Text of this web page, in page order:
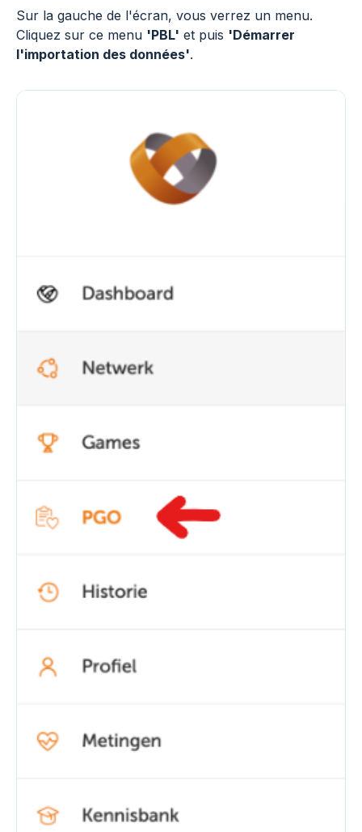
Sur la gauche de l'écran, vous verrez un menu.
Cliquez sur ce menu 'PBL' et puis 'Démarrer
l'importation des données'.